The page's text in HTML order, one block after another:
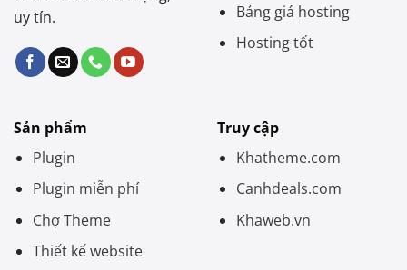
uy tín.
Bảng giá hosting
Hosting tốt
Sản phẩm
Plugin
Plugin miễn phí
Chợ Theme
Thiết kế website
Truy cập
Khatheme.com
Canhdeals.com
Khaweb.vn